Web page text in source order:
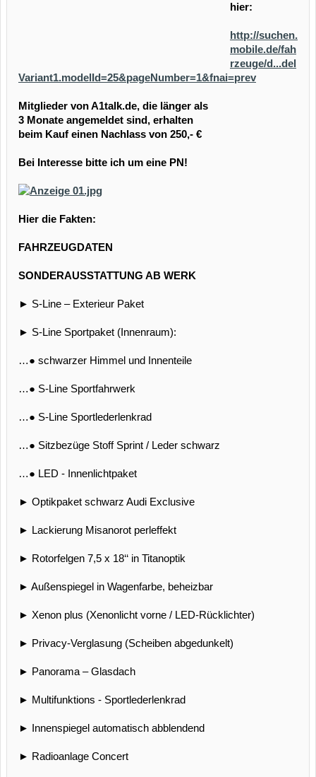
hier:
http://suchen.
mobile.de/fah
rzeuge/d...del
Variant1.modelId=25&pageNumber=1&fnai=prev
Mitglieder von A1talk.de, die länger als
3 Monate angemeldet sind, erhalten
beim Kauf einen Nachlass von 250,- €
Bei Interesse bitte ich um eine PN!
Hier die Fakten:
FAHRZEUGDATEN
SONDERAUSSTATTUNG AB WERK
► S-Line – Exterieur Paket
► S-Line Sportpaket (Innenraum):
…● schwarzer Himmel und Innenteile
…● S-Line Sportfahrwerk
…● S-Line Sportlederlenkrad
…● Sitzbezüge Stoff Sprint / Leder schwarz
…● LED - Innenlichtpaket
► Optikpaket schwarz Audi Exclusive
► Lackierung Misanorot perleffekt
► Rotorfelgen 7,5 x 18‘‘ in Titanoptik
► Außenspiegel in Wagenfarbe, beheizbar
► Xenon plus (Xenonlicht vorne / LED-Rücklichter)
► Privacy-Verglasung (Scheiben abgedunkelt)
► Panorama – Glasdach
► Multifunktions - Sportlederlenkrad
► Innenspiegel automatisch abblendend
► Radioanlage Concert